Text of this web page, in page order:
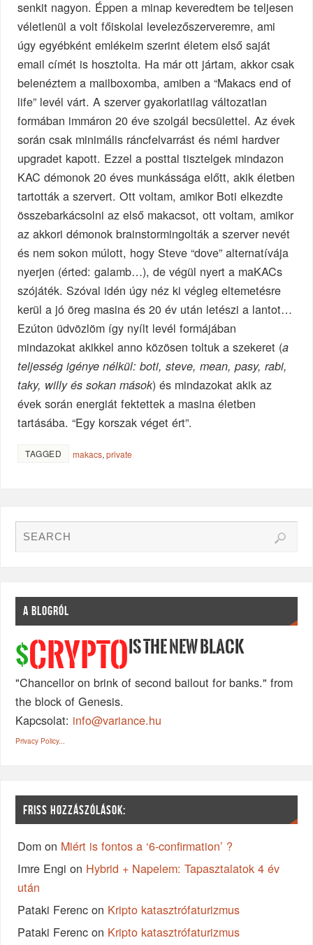
senkit nagyon. Éppen a minap keveredtem be teljesen
véletlenül a volt főiskolai levelezőszerveremre, ami
úgy egyébként emlékeim szerint életem első saját
email címét is hosztolta. Ha már ott jártam, akkor csak
belenéztem a mailboxomba, amiben a “Makacs end of
life” levél várt. A szerver gyakorlatilag változatlan
formában immáron 20 éve szolgál becsülettel. Az évek
során csak minimális ráncfelvarrást és némi hardver
upgradet kapott. Ezzel a posttal tisztelgek mindazon
KAC démonok 20 éves munkássága előtt, akik életben
tartották a szervert. Ott voltam, amikor Boti elkezdte
összebarkácsolni az első makacsot, ott voltam, amikor
az akkori démonok brainstormingolták a szerver nevét
és nem sokon múlott, hogy Steve “dove” alternatívája
nyerjen (érted: galamb…), de végül nyert a maKACs
szójáték. Szóval idén úgy néz ki végleg eltemetésre
kerül a jó öreg masina és 20 év után letészi a lantot…
Ezúton üdvözlöm így nyílt levél formájában
mindazokat akikkel anno közösen toltuk a szekeret (a
teljesség igénye nélkül: boti, steve, mean, pasy, rabi,
taky, willy és sokan mások) és mindazokat akik az
évek során energiát fektettek a masina életben
tartásába. “Egy korszak véget ért”.
TAGGED makacs,private
A BLOGRÓL
$CRYPTO IS THE NEW BLACK
"Chancellor on brink of second bailout for banks." from
the block of Genesis.
Kapcsolat: info@variance.hu
Privacy Policy...
FRISS HOZZÁSZÓLÁSOK:
Dom on Miért is fontos a ‘6-confirmation’ ?
Imre Engi on Hybrid + Napelem: Tapasztalatok 4 év
után
Pataki Ferenc on Kripto katasztrófaturizmus
Pataki Ferenc on Kripto katasztrófaturizmus